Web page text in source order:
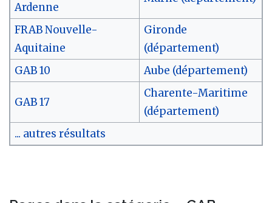
Ardenne
FRAB Nouvelle-
Aquitaine
Gironde
(département)
GAB 10
Aube (département)
GAB 17
Charente-Maritime
(département)
... autres résultats